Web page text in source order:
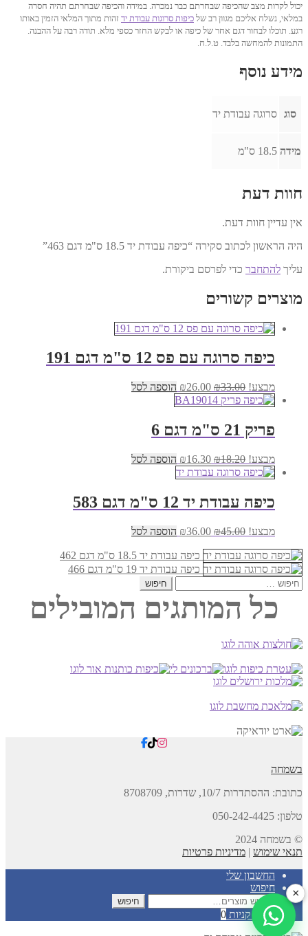
יכול לקרות מצב שהכיפה שבחרתם כבר נמכרה. במידה והכיפה שבחרתם תהיה חסרה
במלאי, נשלח אליכם מגוון רב של כיפות סרוגות עבודת יד זהות מתוך המלאי הזמין באותו
רגע. תוכלו לבחור דגם אחר של כיפה או לבקש החזר כספי מלא. תודה רבה על ההבנה.
התמונות להמחשה בלבד. ט.ל.ח.
מידע נוסף
סוג סרוגה עבודת יד
מידה 18.5 ס"מ
חוות דעת
אין עדיין חוות דעת.
היה הראשון לכתוב סקירה “כיפה עבודת יד 18.5 ס"מ דגם 463”
עליך להתחבר כדי לפרסם ביקורת.
מוצרים קשורים
כיפה סרוגה עם פס 12 ס"מ דגם 191
מבצע! ₪33.00
המחיר
המקורי
היה:
₪33.00.
₪26.00
המחיר
הנוכחי
הוא:
₪26.00.
הוספה לסל
פריק 21 ס"מ דגם 6
מבצע! ₪18.20
המחיר
המקורי
היה:
₪18.20.
₪16.30
המחיר
הנוכחי
הוא:
₪16.30.
הוספה לסל
כיפה עבודת יד 12 ס"מ דגם 583
מבצע! ₪45.00
המחיר
היה:
₪45.00.
₪36.00
המחיר
הוא:
₪36.00.
הוספה לסל
כיפה עבודת יד 18.5 ס"מ דגם 462
כיפה עבודת יד 19 ס"מ דגם 466
חיפוש:
כל המותגים המובילים
בשמחה
כתובת: ההסתדרות 10/7, שדרות,
8708709
טלפון: 050-242-4425
© בשמחה 2024
תנאי שימוש | מדיניות פרטיות
החשבון שלי
חיפוש
חיפוש
עבור:
חיפוש
עגלת קניות 0
×